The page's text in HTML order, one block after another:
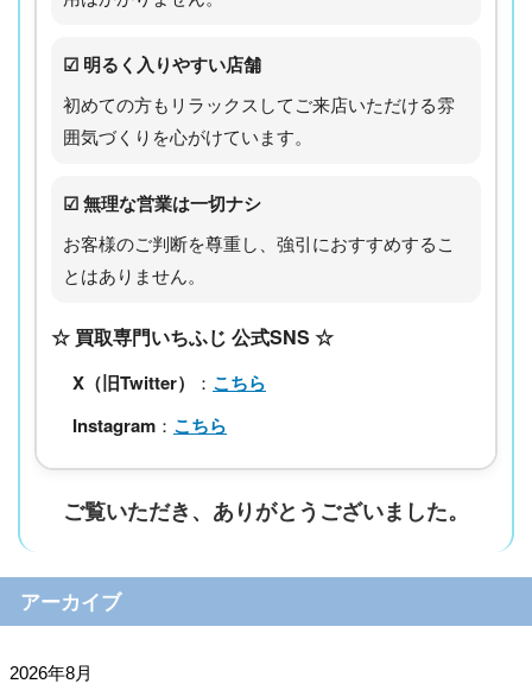
☑ 明るく入りやすい店舗
初めての方もリラックスしてご来店いただける雰
囲気づくりを心がけています。
☑ 無理な営業は一切ナシ
お客様のご判断を尊重し、強引におすすめするこ
とはありません。
☆ 買取専門いちふじ 公式SNS ☆
X（旧Twitter） ： こちら
Instagram ： こちら
ご覧いただき、ありがとうございました。
アーカイブ
2026年8月